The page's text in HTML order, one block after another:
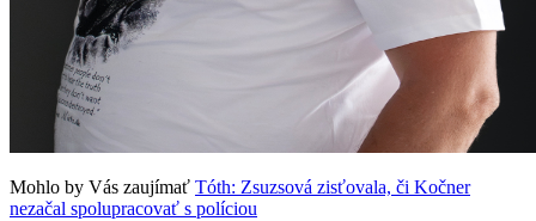
Mohlo by Vás zaujímať Tóth: Zsuzsová zisťovala, či Kočner
nezačal spolupracovať s políciou